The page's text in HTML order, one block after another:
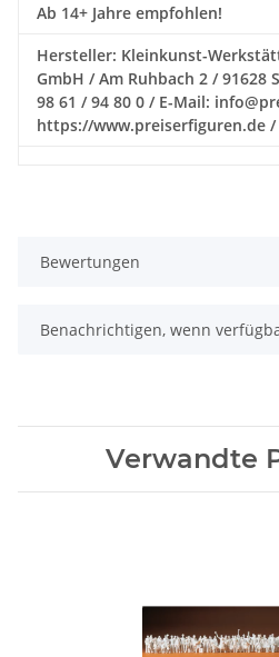
Ab 14+ Jahre empfohlen!
Hersteller: Kleinkunst-
GmbH / Am Ruhbach 2 / 91628
98 61 / 94 80 0 / E-Mail:
https://www.preiserfiguren.de /
Bewertungen
Benachrichtigen, wenn
Verwandte